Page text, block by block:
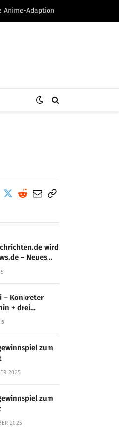
Anime-Adaption
wird
– Neues
– Konkreter
+ drei
enthüllt
zum
2025
zum
2025